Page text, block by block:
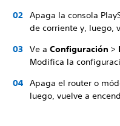
Apaga la consola
de corriente y, luego,
Ve a Configuración >
Modifica la
Apaga el router o
luego, vuelve a